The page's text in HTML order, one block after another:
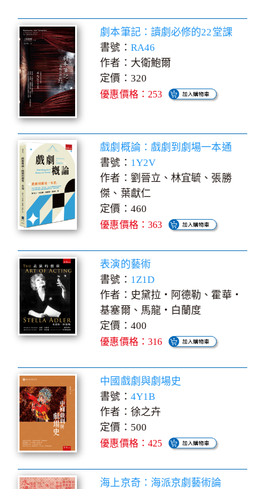
劇本筆記：讀劇必修的22堂課
書號： RA46
作者：大衛鮑爾
定價：320
優惠價格：253
戲劇概論：戲劇到劇場一本通
書號： 1Y2V
作者：劉晉立、林宜毓、張勝
傑、葉獻仁
定價：460
優惠價格：363
表演的藝術
書號： 1Z1D
作者：史黛拉‧阿德勒、霍華‧
基塞爾、馬龍‧白蘭度
定價：400
優惠價格：316
中國戲劇與劇場史
書號： 4Y1B
作者：徐之卉
定價：500
優惠價格：425
海上京奇：海派京劇藝術論